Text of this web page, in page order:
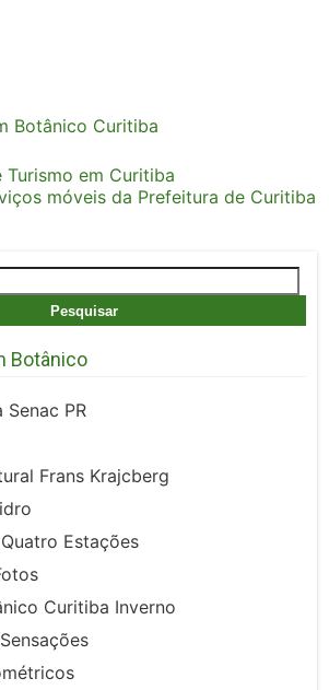
Botânico Curitiba
Turismo em Curitiba
móveis da Prefeitura de Curitiba
Botânico
PR
Frans Krajcberg
Estações
Curitiba Inverno